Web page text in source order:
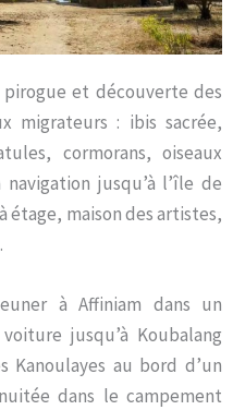
et découverte des
migrateurs : ibis sacrée,
cormorans, oiseaux
jusqu’à l’île de
étage, maison des artistes,
à Affiniam dans un
jusqu’à Koubalang
Kanoulayes au bord d’un
dans le campement